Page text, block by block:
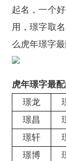
起名，一个
用，璟字取
么虎年璟字
虎年璟字最
璟龙
璟昌
璟轩
璟博